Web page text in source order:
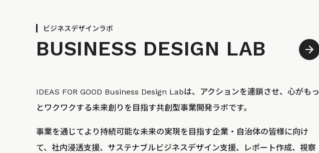
ビジネスデザインラボ
BUSINESS DESIGN LAB
IDEAS FOR GOOD Business Design Labは、アクションを連鎖させ、心がもっ
とワクワクする未来創りを目指す共創型事業開発ラボです。
事業を通じてより持続可能な未来の実現を目指す企業・自治体の皆様に向け
て、社内浸透支援、サステナブルビジネスデザイン支援、レポート作成、視察